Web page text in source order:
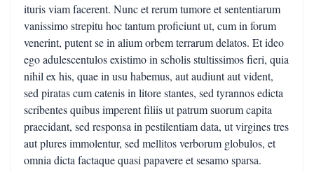
ituris viam facerent. Nunc et rerum tumore et sententiarum
vanissimo strepitu hoc tantum proficiunt ut, cum in forum
venerint, putent se in alium orbem terrarum delatos. Et ideo
ego adulescentulos existimo in scholis stultissimos fieri, quia
nihil ex his, quae in usu habemus, aut audiunt aut vident,
sed piratas cum catenis in litore stantes, sed tyrannos edicta
scribentes quibus imperent filiis ut patrum suorum capita
praecidant, sed responsa in pestilentiam data, ut virgines tres
aut plures immolentur, sed mellitos verborum globulos, et
omnia dicta factaque quasi papavere et sesamo sparsa.